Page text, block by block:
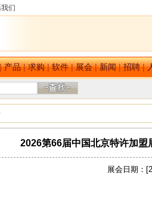
们
产品|求购|软件|展会|新闻|招聘|
2026第66届中国北京特许加
展会日期：